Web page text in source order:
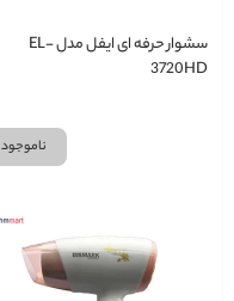
سشوار حرفه ای ایفل مدل EL-
3720HD
ناموجود